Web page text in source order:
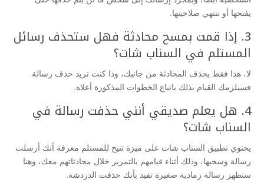
يفتحها أو تنتهي صلاحيتها.
3. إذا قمت بمسح محادثة فهل ستحذف رسائل
المستلم في السناب شات؟
لا، هذا فقط يحذف المحادثة من جانبك، وذا كنت تريد حذف رسالة
فسيلزمك القيام بذلك باتباع الخطوات المذكورة أعلاه.
4. هل يعلم صديقي أنني حذفت رسالة في
السناب شات؟
يحتوي تطبيق السناب شات على ميزة تتيح للمستلم معرفة أنك أرسلت
رسالة وسحبها، وذلك أثناء قيامهم بالتمرير خلال محادثاتهم معك، وهنا
ستظهر رسالة رمادية صغيرة تفيد بأنك حذفت الدردشة.